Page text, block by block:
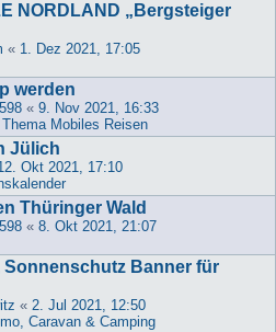
NORDLAND „Bergsteiger
« 1. Dez 2021, 17:05
werden
« 9. Nov 2021, 16:33
Mobiles Reisen
Jülich
Okt 2021, 17:10
Thüringer Wald
« 8. Okt 2021, 21:07
Banner für
« 2. Jul 2021, 12:50
Caravan & Camping